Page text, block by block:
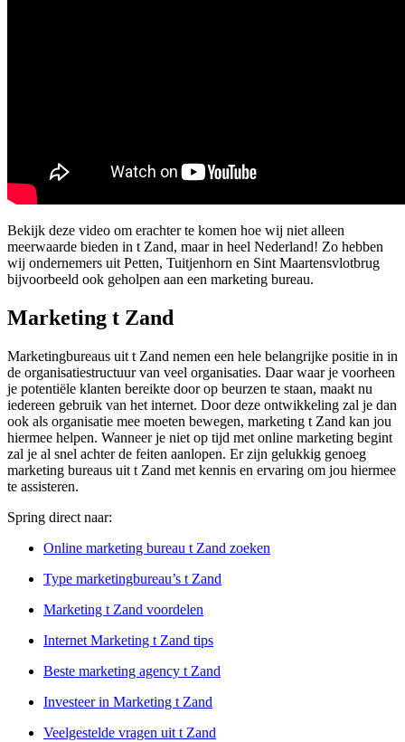
Bekijk deze video om erachter te komen hoe wij niet alleen
meerwaarde bieden in t Zand, maar in heel Nederland! Zo hebben
wij ondernemers uit Petten, Tuitjenhorn en Sint Maartensvlotbrug
bijvoorbeeld ook geholpen aan een marketing bureau.
Marketing t Zand
Marketingbureaus uit t Zand nemen een hele belangrijke positie in in
de organisatiestructuur van veel organisaties. Daar waar je voorheen
je potentiële klanten bereikte door op beurzen te staan, maakt nu
iedereen gebruik van het internet. Door deze ontwikkeling zal je dan
ook als organisatie mee moeten bewegen, marketing t Zand kan jou
hiermee helpen. Wanneer je niet op tijd met online marketing begint
zal je al snel achter de feiten aanlopen. Er zijn gelukkig genoeg
marketing bureaus uit t Zand met kennis en ervaring om jou hiermee
te assisteren.
Spring direct naar:
Online marketing bureau t Zand zoeken
Type marketingbureau’s t Zand
Marketing t Zand voordelen
Internet Marketing t Zand tips
Beste marketing agency t Zand
Investeer in Marketing t Zand
Veelgestelde vragen uit t Zand